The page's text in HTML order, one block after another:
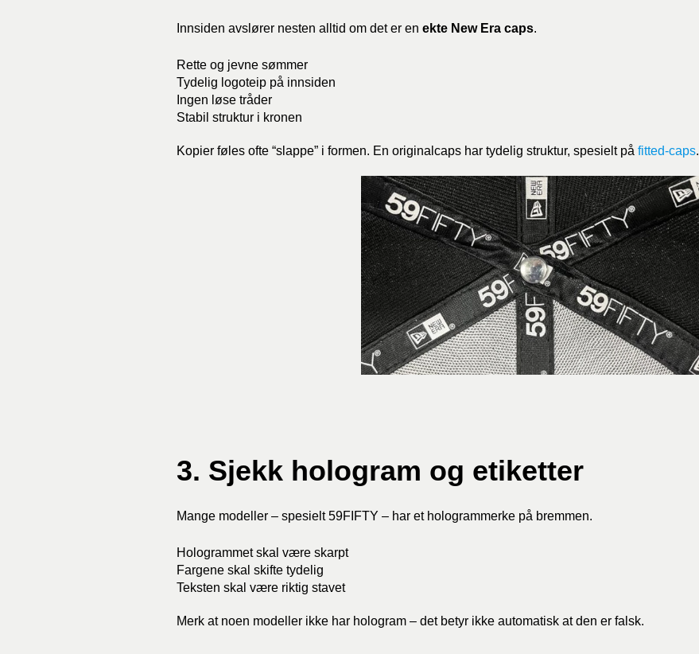
Innsiden avslører nesten alltid om det er en ekte New Era caps.
Rette og jevne sømmer
Tydelig logoteip på innsiden
Ingen løse tråder
Stabil struktur i kronen
Kopier føles ofte “slappe” i formen. En originalcaps har tydelig struktur, spesielt på fitted-caps.
3. Sjekk hologram og etiketter
Mange modeller – spesielt 59FIFTY – har et hologrammerke på bremmen.
Hologrammet skal være skarpt
Fargene skal skifte tydelig
Teksten skal være riktig stavet
Merk at noen modeller ikke har hologram – det betyr ikke automatisk at den er falsk.